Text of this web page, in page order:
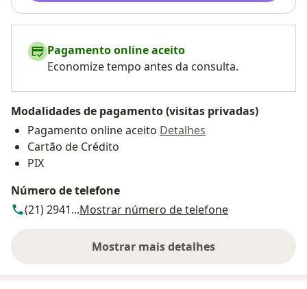
Pagamento online aceito
Economize tempo antes da consulta.
Modalidades de pagamento (visitas privadas)
Pagamento online aceito Detalhes
Cartão de Crédito
PIX
Número de telefone
(21) 2941...Mostrar número de telefone
Mostrar mais detalhes
sobre o endereço